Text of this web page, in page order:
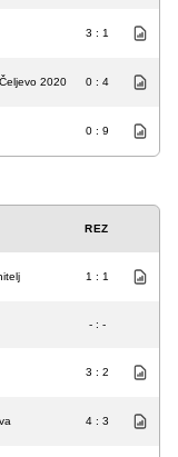
3 : 1
2020 0 : 4
0 : 9
REZ
1 : 1
- : -
3 : 2
4 : 3